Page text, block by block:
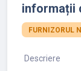
informații
FURNIZORUL
Descriere